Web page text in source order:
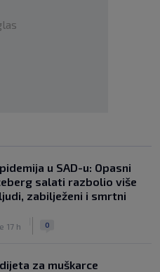
u SAD-u: Opasni
salati razbolio više
zabilježeni i smrtni
17 h 0
za muškarce